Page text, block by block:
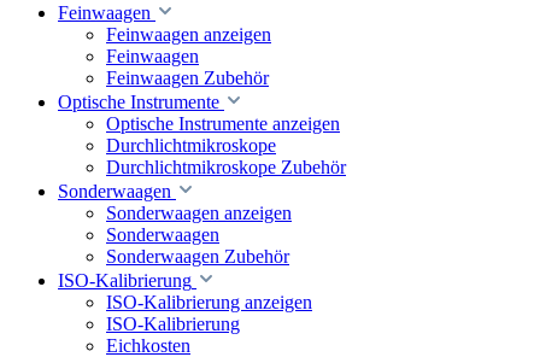
Feinwaagen
Feinwaagen anzeigen
Feinwaagen
Feinwaagen Zubehör
Optische Instrumente
Optische Instrumente anzeigen
Durchlichtmikroskope
Durchlichtmikroskope Zubehör
Sonderwaagen
Sonderwaagen anzeigen
Sonderwaagen
Sonderwaagen Zubehör
ISO-Kalibrierung
ISO-Kalibrierung anzeigen
ISO-Kalibrierung
Eichkosten